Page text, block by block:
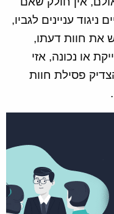
עניינים לגביו,
את חוות דעתו,
או נכונה, אזי
פסילת חוות